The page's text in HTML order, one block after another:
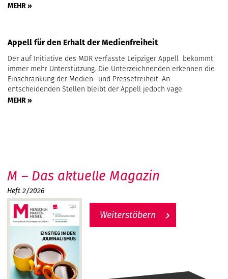
MEHR »
Appell für den Erhalt der Medienfreiheit
Der auf Initiative des MDR verfasste Leipziger Appell bekommt
immer mehr Unterstützung. Die Unterzeichnenden erkennen die
Einschränkung der Medien- und Pressefreiheit. An
entscheidenden Stellen bleibt der Appell jedoch vage.
MEHR »
M – Das aktuelle Magazin
Heft 2/2026
Weiterstöbern